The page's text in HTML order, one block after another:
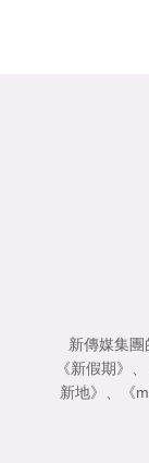
新傳媒集
《新假期》
新地》
《